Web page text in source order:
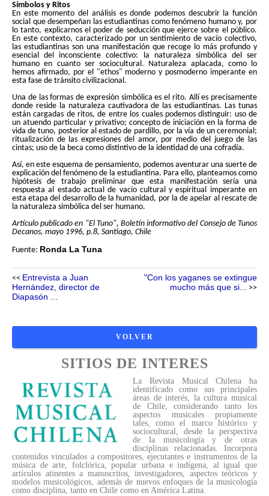
SITIOS DE INTERES
La Revista Musical Chilena ha
identificado como sus principales
áreas de interés, la cultura musical
de Chile, considerando tanto los
aspectos musicales propiamente
tales, como el marco histórico y
sociocultural, desde la perspectiva
de la musicología y de otras
disciplinas relacionadas. Incorpora
contenidos vinculados a compositores, ejecutantes e instrumentos de la
música de arte, folclórica, popular urbana e indígena, al igual que
artículos atinentes a manuscritos, investigadores, aspectos teóricos y
modelos musicológicos, además de nuevos enfoques de la musicología
como disciplina, tanto en Chile como en América Latina.
Símbolos y Ritos
En este momento del análisis es donde podemos descubrir la función
social que desempeñan las estudiantinas como fenómeno humano y, por
lo tanto, explicarnos el poder de seducción que ejerce sobre el público.
En este contexto, caracterizado por un sentimiento de vacío colectivo,
las estudiantinas son una manifestación que recoge lo más profundo y
esencial del inconsciente colectivo: la naturaleza simbólica del ser
humano en cuanto ser sociocultural. Naturaleza aplacada, como lo
hemos afirmado, por el "ethos" moderno y posmoderno imperante en
esta fase de tránsito civilizacional.
Una de las formas de expresión simbólica es el rito. Allí es precisamente
donde reside la naturaleza cautivadora de las estudiantinas. Las tunas
están cargadas de ritos, de entre los cuales podemos distinguir: uso de
un atuendo particular y privativo; concepto de iniciación en la forma de
vida de tuno, posterior al estado de pardillo, por la vía de un ceremonial;
ritualización de las expresiones del amor, por medio del juego de las
cintas; uso de la beca como distintivo de la identidad de una cofradía.
Así, en este esquema de pensamiento, podemos aventurar una suerte de
explicación del fenómeno de la estudiantina. Para ello, planteamos como
hipótesis de trabajo preliminar que esta manifestación sería una
respuesta al estado actual de vacío cultural y espiritual imperante en
esta etapa del desarrollo de la humanidad, por la de apelar al rescate de
la naturaleza simbólica del ser humano.
Artículo publicado en "El Tuno", Boletín informativo del Consejo de Tunos
Decanos, mayo 1996, p.8, Santiago, Chile
Fuente: Ronda La Tuna
<< Entrevista a Juan
Hernández, director de
Diapasón ...
"Con los yaganes se extingue
mucho más que si...
>>